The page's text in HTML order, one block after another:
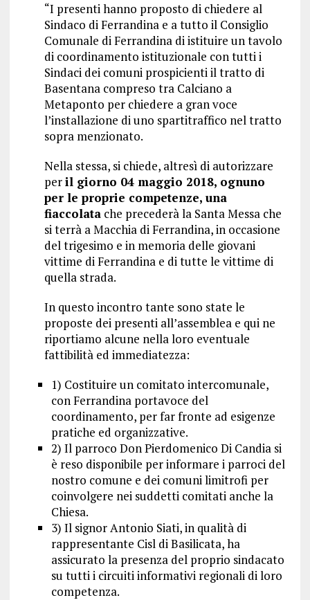
“I presenti hanno proposto di chiedere al
Sindaco di Ferrandina e a tutto il Consiglio
Comunale di Ferrandina di istituire un tavolo
di coordinamento istituzionale con tutti i
Sindaci dei comuni prospicienti il tratto di
Basentana compreso tra Calciano a
Metaponto per chiedere a gran voce
l’installazione di uno spartitraffico nel tratto
sopra menzionato.
Nella stessa, si chiede, altresì di autorizzare
peril giorno 04 maggio 2018, ognuno
per le proprie competenze, una
fiaccolatache precederà la Santa Messa che
si terrà a Macchia di Ferrandina, in occasione
del trigesimo e in memoria delle giovani
vittime di Ferrandina e di tutte le vittime di
quella strada.
In questo incontro tante sono state le
proposte dei presenti all’assemblea e qui ne
riportiamo alcune nella loro eventuale
fattibilità ed immediatezza:
1) Costituire un comitato intercomunale,
con Ferrandina portavoce del
coordinamento, per far fronte ad esigenze
pratiche ed organizzative.
2) Il parroco Don Pierdomenico Di Candia si
è reso disponibile per informare i parroci del
nostro comune e dei comuni limitrofi per
coinvolgere nei suddetti comitati anche la
Chiesa.
3) Il signor Antonio Siati, in qualità di
rappresentante Cisl di Basilicata, ha
assicurato la presenza del proprio sindacato
su tutti i circuiti informativi regionali di loro
competenza.